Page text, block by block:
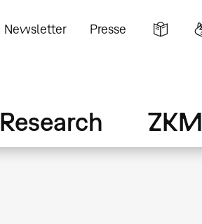
Newsletter Presse
Research ZKM